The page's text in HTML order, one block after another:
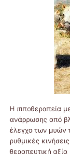
Η ιπποθεραπεία
ανάρρωσης από
έλεγχο των μυών
ρυθμικές
θεραπευτική